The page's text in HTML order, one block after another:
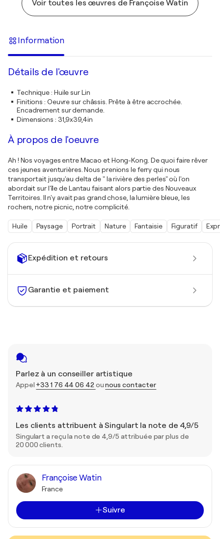
Expédition et retours
Garantie et paiement
Parlez à un conseiller artistique
Appel +33 1 76 44 06 42 ounous contacter
Les clients attribuent à Singulart la note de 4,9/5
Singulart a reçu la note de 4,9/5 attribuée par plus de
20 000 clients.
Françoise Watin
France
Suivre
Voir toutes les œuvres de Françoise Watin
Information
Détails de l'œuvre
Technique: Huile sur Lin
Finitions : Oeuvre sur châssis. Prête à être accrochée.
Encadrement sur demande.
Dimensions : 31,9x39,4in
À propos de l'oeuvre
Ah ! Nos voyages entre Macao et Hong-Kong. De quoi faire rêver
ces jeunes aventurières. Nous prenions le ferry qui nous
transportait jusqu'au delta de " la rivière des perles" où l'on
abordait sur l'île de Lantau faisant alors partie des Nouveaux
Territoires. Il n'y avait pas grand chose, la lumière bleue, les
rochers, notre picnic, notre complicité.
Huile Paysage Portrait Nature Fantaisie Figuratif